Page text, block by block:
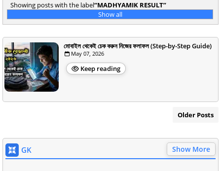
Showing posts with the label MADHYAMIK RESULT
Show all
মোবাইল থেকেই চেক করুন নিজের ফলাফল (Step-by-Step Guide)
May 07, 2026
Keep reading
Older Posts
GK Show More